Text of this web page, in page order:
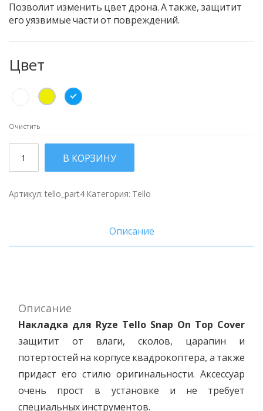
Позволит изменить цвет дрона. А также, защитит
его уязвимые части от повреждений.
Цвет
Очистить
В КОРЗИНУ
Артикул: tello_part4 Категория: Tello
Описание
Описание
Накладка для Ryze Tello Snap On Top Cover
защитит от влаги, сколов, царапин и
потертостей на корпусе квадрокоптера, а также
придаст его стилю оригинальности. Аксессуар
очень прост в установке и не требует
специальных инструментов.